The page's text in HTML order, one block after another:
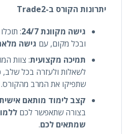
יתרונות הקורס ב-Trade2
גישה מקוונת 24/7
:
ובכל מקום, עם גישה
תמיכה מקצועית: צוות
לשאלות ולעזרה בכל שלב,
שתפיקו את המרב מהקורס.
קצב לימוד מותאם
בצורה שתאפשר לכם
שמתאים לכם.